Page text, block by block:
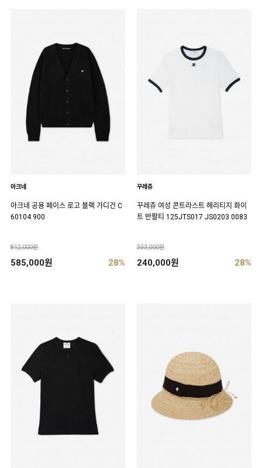
아크네
아크네 공용 페이스 로고 블랙 가디건 C
60104 900
812,000원
585,000원 28%
꾸레쥬
꾸레쥬 여성 콘트라스트 헤리티지 화이
트 반팔티 125JTS017 JS0203 0083
333,000원
240,000원 28%